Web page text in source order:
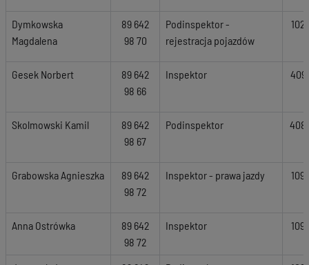
Dymkowska
Magdalena
89 642
98 70
Podinspektor -
rejestracja pojazdów
102
Gesek Norbert
89 642
98 66
Inspektor 409
Skolmowski Kamil
89 642
98 67
Podinspektor 408
Grabowska Agnieszka
89 642
98 72
Inspektor - prawa jazdy 109
Anna Ostrówka
89 642
98 72
Inspektor 109